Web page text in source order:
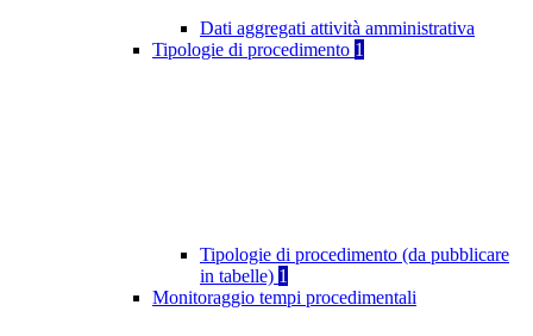
Dati aggregati attività amministrativa
Tipologie di procedimento 1
Tipologie di procedimento (da pubblicare
in tabelle) 1
Monitoraggio tempi procedimentali